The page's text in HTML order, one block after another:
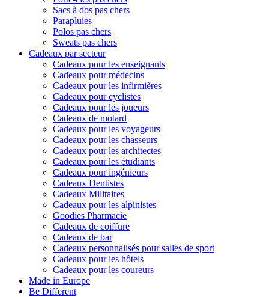
Sacs à dos pas chers
Parapluies
Polos pas chers
Sweats pas chers
Cadeaux par secteur
Cadeaux pour les enseignants
Cadeaux pour médecins
Cadeaux pour les infirmières
Cadeaux pour cyclistes
Cadeaux pour les joueurs
Cadeaux de motard
Cadeaux pour les voyageurs
Cadeaux pour les chasseurs
Cadeaux pour les architectes
Cadeaux pour les étudiants
Cadeaux pour ingénieurs
Cadeaux Dentistes
Cadeaux Militaires
Cadeaux pour les alpinistes
Goodies Pharmacie
Cadeaux de coiffure
Cadeaux de bar
Cadeaux personnalisés pour salles de sport
Cadeaux pour les hôtels
Cadeaux pour les coureurs
Made in Europe
Be Different